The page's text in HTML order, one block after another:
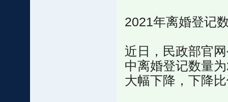
2021年离婚登记
近日，民政部官
中离婚登记数量
大幅下降，下降